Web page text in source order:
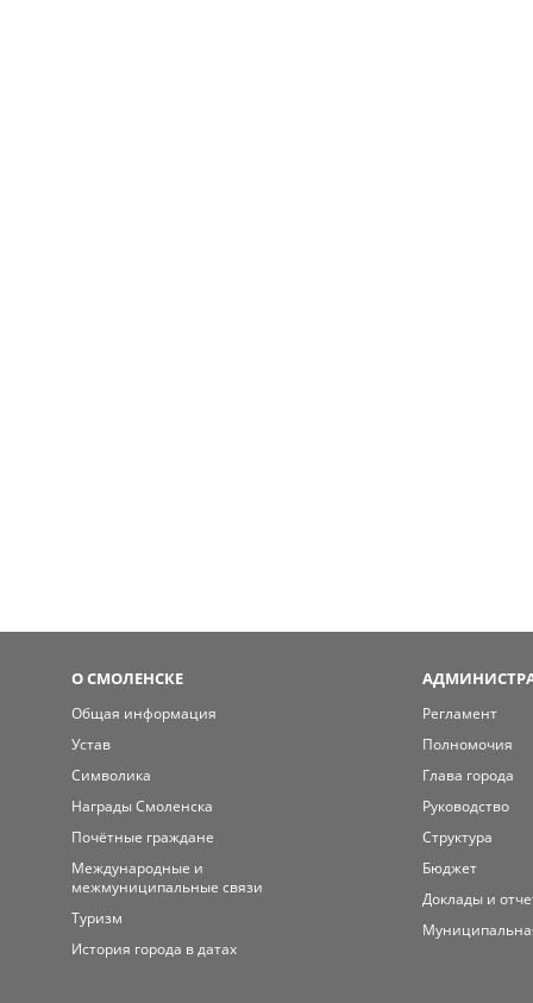
О СМОЛЕНСКЕ
Общая информация
Устав
Символика
Награды Смоленска
Почётные граждане
Международные и
межмуниципальные связи
Туризм
История города в датах
Регламент
Полномочия
Глава города
Руководство
Структура
Бюджет
Доклады и